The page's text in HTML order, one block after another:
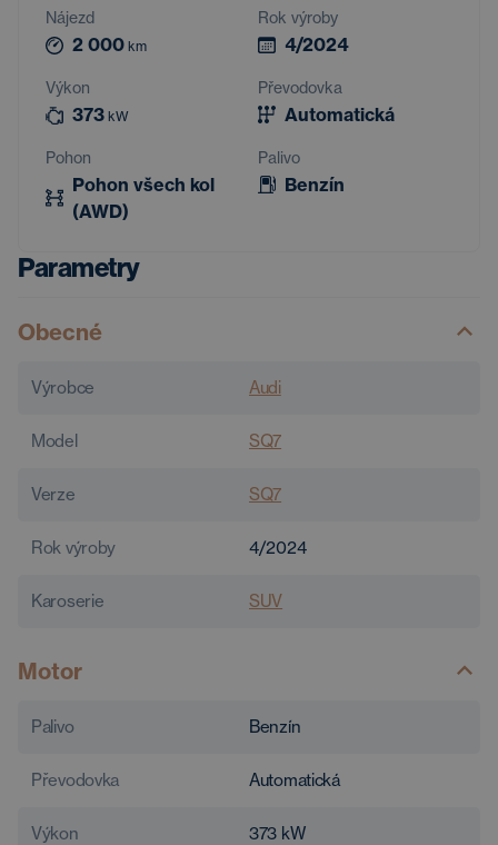
Nájezd
2 000 km
Rok výroby
4/2024
Výkon
373 kW
Převodovka
Automatická
Pohon
Pohon všech kol
(AWD)
Palivo
Benzín
Parametry
Obecné
Výrobce Audi
Model SQ7
Verze SQ7
Rok výroby 4/2024
Karoserie SUV
Motor
Palivo Benzín
Převodovka Automatická
Výkon 373 kW